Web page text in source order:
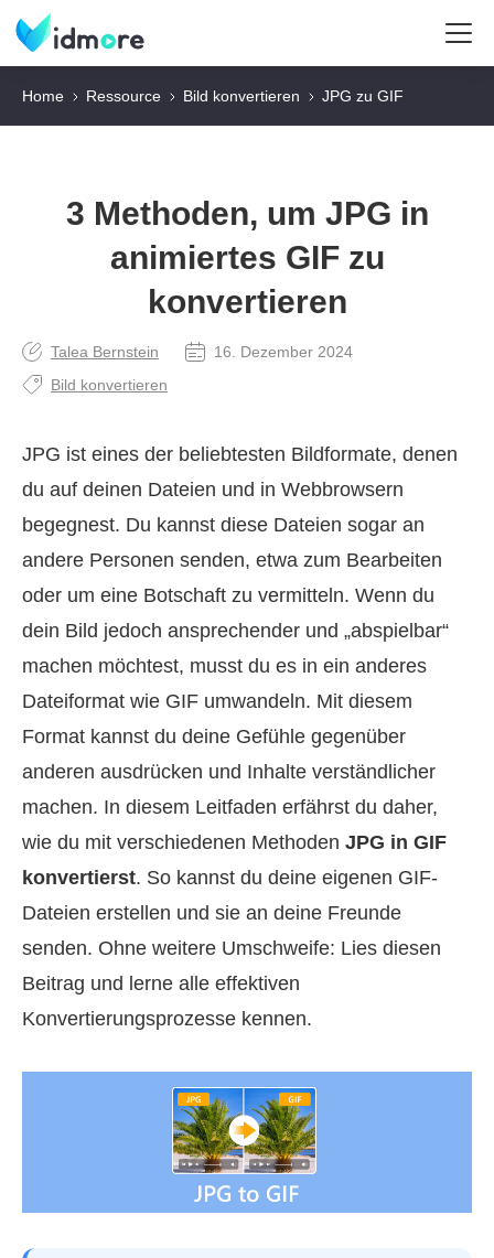
Home Ressource Bild konvertieren JPG zu GIF
3 Methoden, um JPG in
animiertes GIF zu
konvertieren
Talea Bernstein
16. Dezember 2024
Bild konvertieren
JPG ist eines der beliebtesten Bildformate, denen
du auf deinen Dateien und in Webbrowsern
begegnest. Du kannst diese Dateien sogar an
andere Personen senden, etwa zum Bearbeiten
oder um eine Botschaft zu vermitteln. Wenn du
dein Bild jedoch ansprechender und „abspielbar“
machen möchtest, musst du es in ein anderes
Dateiformat wie GIF umwandeln. Mit diesem
Format kannst du deine Gefühle gegenüber
anderen ausdrücken und Inhalte verständlicher
machen. In diesem Leitfaden erfährst du daher,
wie du mit verschiedenen Methoden JPG in GIF
konvertierst. So kannst du deine eigenen GIF-
Dateien erstellen und sie an deine Freunde
senden. Ohne weitere Umschweife: Lies diesen
Beitrag und lerne alle effektiven
Konvertierungsprozesse kennen.